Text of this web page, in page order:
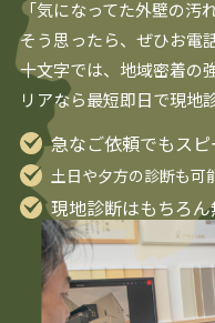
「気になってた外壁の汚
そう思ったら、ぜひお電
十文字では、地域密着の
リアなら最短即日で現地
急なご依頼でもス
土日や夕方の診断も可
現地診断はもちろ